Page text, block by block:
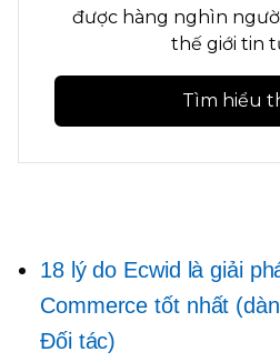
được hàng nghìn
thế giới tin
Tìm hiểu
18 lý do Ecwid là giải
Commerce tốt nhất
Đối tác)